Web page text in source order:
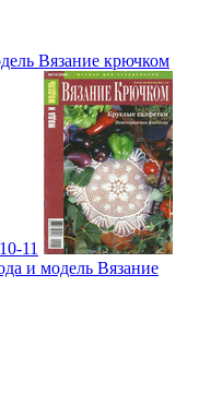
Вязание крючком
11
и модель Вязание